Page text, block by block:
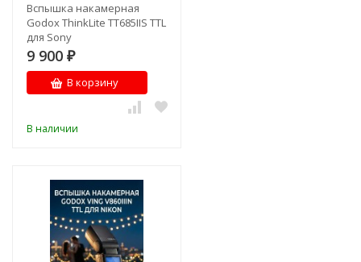
Вспышка накамерная
Godox ThinkLite TT685IIS TTL
для Sony
9 900 ₽
В корзину
В наличии